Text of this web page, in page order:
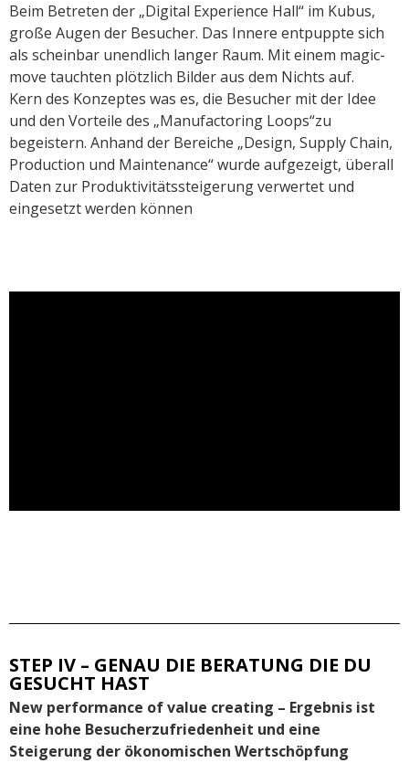
Beim Betreten der „Digital Experience Hall“ im Kubus,
große Augen der Besucher. Das Innere entpuppte sich
als scheinbar unendlich langer Raum. Mit einem magic-
move tauchten plötzlich Bilder aus dem Nichts auf.
Kern des Konzeptes was es, die Besucher mit der Idee
und den Vorteile des „Manufactoring Loops“zu
begeistern. Anhand der Bereiche „Design, Supply Chain,
Production und Maintenance“ wurde aufgezeigt, überall
Daten zur Produktivitätssteigerung verwertet und
eingesetzt werden können
STEP IV – GENAU DIE BERATUNG DIE DU
GESUCHT HAST
New performance of value creating – Ergebnis ist
eine hohe Besucherzufriedenheit und eine
Steigerung der ökonomischen Wertschöpfung